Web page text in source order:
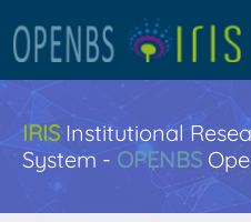
IRISInstitutional
System - OPENBS